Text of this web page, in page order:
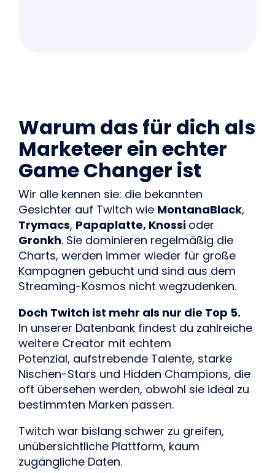
Warum das für dich als
Marketeer ein echter
Game Changer ist
Wir alle kennen sie: die bekannten
Gesichter auf Twitch wie MontanaBlack,
Trymacs, Papaplatte, Knossi oder
Gronkh. Sie dominieren regelmäßig die
Charts, werden immer wieder für große
Kampagnen gebucht und sind aus dem
Streaming-Kosmos nicht wegzudenken.
Doch Twitch ist mehr als nur die Top 5.
In unserer Datenbank findest du zahlreiche
weitere Creator mit echtem
Potenzial, aufstrebende Talente, starke
Nischen-Stars und Hidden Champions, die
oft übersehen werden, obwohl sie ideal zu
bestimmten Marken passen.
Twitch war bislang schwer zu greifen,
unübersichtliche Plattform, kaum
zugängliche Daten.